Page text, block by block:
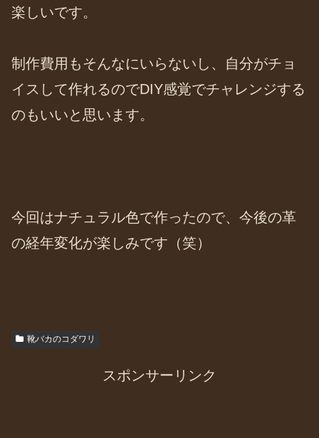
楽しいです。
制作費用もそんなにいらないし、自分がチョ
イスして作れるのでDIY感覚でチャレンジする
のもいいと思います。
今回はナチュラル色で作ったので、今後の革
の経年変化が楽しみです（笑）
靴バカのコダワリ
スポンサーリンク